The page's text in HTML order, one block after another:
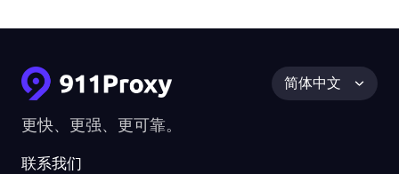
更快、更强、更可靠。
联系我们
简体中文